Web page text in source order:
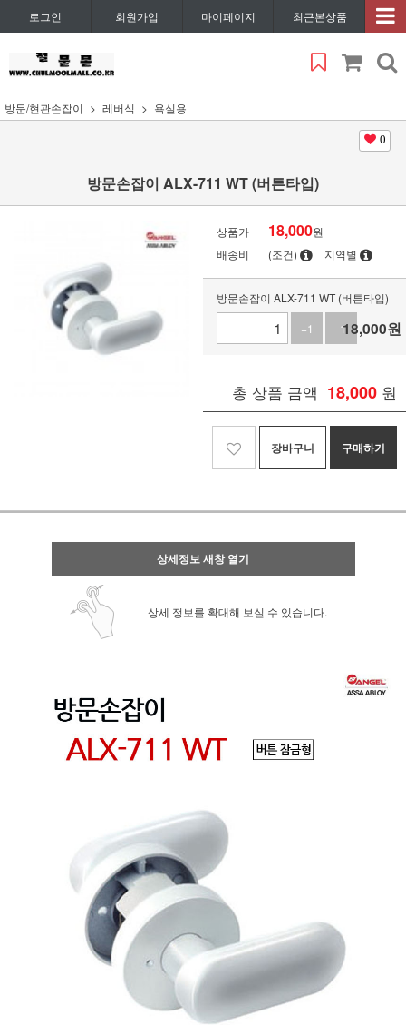
로그인 회원가입 마이페이지 최근본상품
방문/현관손잡이 레버식 욕실용
0
방문손잡이 ALX-711 WT (버튼타입)
상품가 18,000원
배송비
(조건) 지역별
방문손잡이 ALX-711 WT (버튼타입)
+1
-118,000원
총 상품 금액 18,000 원
장바구니 구매하기
상세정보 새창 열기
상세 정보를 확대해 보실 수 있습니다.